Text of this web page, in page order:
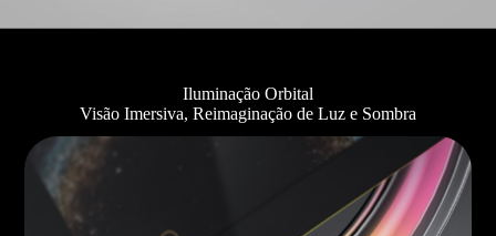
Iluminação Orbital
Visão Imersiva, Reimaginação de Luz e Sombra